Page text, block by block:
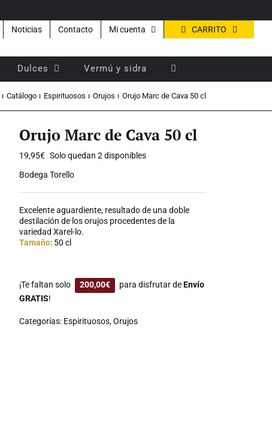
Noticias Contacto Mi cuenta CARRITO
Dulces Vermú y sidra
Catálogo Espirituosos Orujos Orujo Marc de Cava 50 cl
Orujo Marc de Cava 50 cl
19,95€ Solo quedan 2 disponibles
Bodega Torello
Excelente aguardiente, resultado de una doble
destilación de los orujos procedentes de la
variedad Xarel-lo.
Tamaño: 50 cl
¡Te faltan solo 200,00€ para disfrutar deEnvío
GRATIS!
Categorías: Espirituosos,Orujos